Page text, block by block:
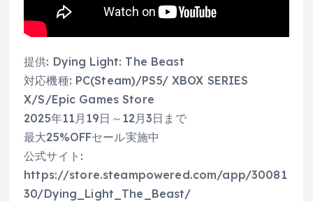
提供: Dying Light: The Beast
対応機種: PC(Steam)/PS5/ XBOX SERIES
X/S/Epic Games Store
2025年11月19日～12月3日まで
最大25%OFFセール実施中
公式サイト:
https://store.steampowered.com/app/30081
30/Dying_Light_The_Beast/